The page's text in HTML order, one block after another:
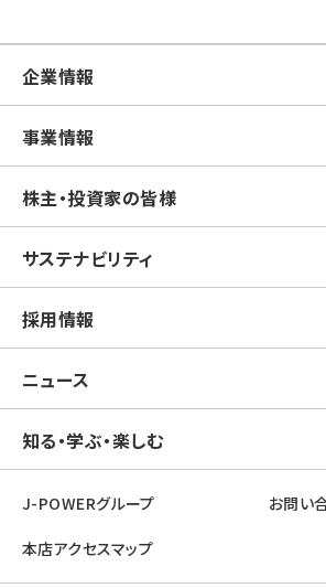
企業情報
事業情報
株主・投資家の皆様
サステナビリティ
採用情報
ニュース
知る・学ぶ・楽しむ
J-POWERグループ お問い
本店アクセスマップ